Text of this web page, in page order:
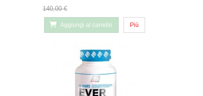
140,00 €
Aggiungi al carrello Più